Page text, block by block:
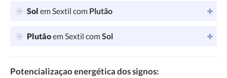
Sol em Sextil com Plutão
Plutãoem Sextil comSol
Potencializaçao energética dos signos: